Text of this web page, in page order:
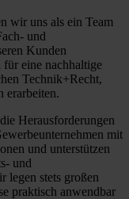
wir uns als ein Team
und
Kunden
für eine nachhaltige
Technik+Recht,
erarbeiten.
Herausforderungen
mit
und unterstützen
und
legen stets großen
praktisch anwendbar